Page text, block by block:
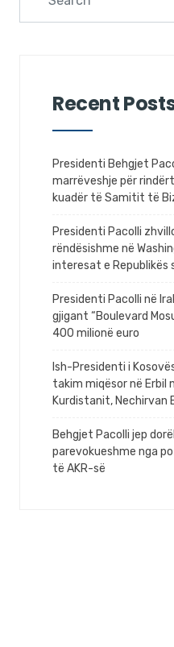
Recent
Presidenti Behgjet
marrëveshje për
kuadër të Samitit të
Presidenti Pacolli
rëndësishme në
interesat e Republikës
Presidenti Pacolli në
gjigant “Boulevard
400 milionë euro
Ish-Presidenti i
takim miqësor në Erbil
Kurdistanit, Nechirvan
Behgjet Pacolli jep
parevokueshme nga
të AKR-së